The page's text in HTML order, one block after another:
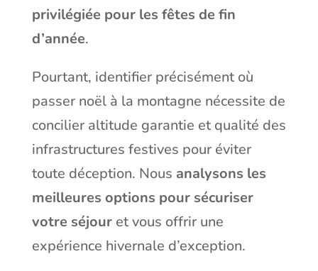
privilégiée pour les fêtes de fin
d’année.
Pourtant, identifier précisément où
passer noël à la montagne nécessite de
concilier altitude garantie et qualité des
infrastructures festives pour éviter
toute déception. Nous analysons les
meilleures options pour sécuriser
votre séjouret vous offrir une
expérience hivernale d’exception.